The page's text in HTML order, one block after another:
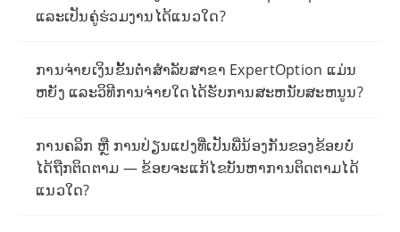
ແລະເປັນຄູ່ຮ່ວມງານໄດ້ແນວໃດ?
ການຈ່າຍເງິນຂັ້ນຕ່ໍາສໍາລັບສາຂາ ExpertOption ແມ່ນ
ຫຍັງ ແລະວິທີການຈ່າຍໃດໄດ້ຮັບການສະຫນັບສະຫນູນ?
ການຄລິກ ຫຼື ການປ່ຽນແປງທີ່ເປັນພີ່ນ້ອງກັນຂອງຂ້ອຍບໍ່
ໄດ້ຖືກຕິດຕາມ — ຂ້ອຍຈະແກ້ໄຂບັນຫາການຕິດຕາມໄດ້
ແນວໃດ?